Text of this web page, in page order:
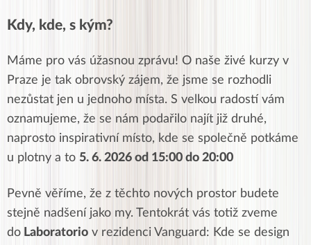
Kdy, kde, s kým?
Máme pro vás úžasnou zprávu! O naše živé kurzy v
Praze je tak obrovský zájem, že jsme se rozhodli
nezůstat jen u jednoho místa. S velkou radostí vám
oznamujeme, že se nám podařilo najít již druhé,
naprosto inspirativní místo, kde se společně potkáme
u plotny a to 5. 6. 2026 od 15:00 do 20:00
Pevně věříme, že z těchto nových prostor budete
stejně nadšení jako my. Tentokrát vás totiž zveme
do Laboratorio v rezidenci Vanguard: Kde se design